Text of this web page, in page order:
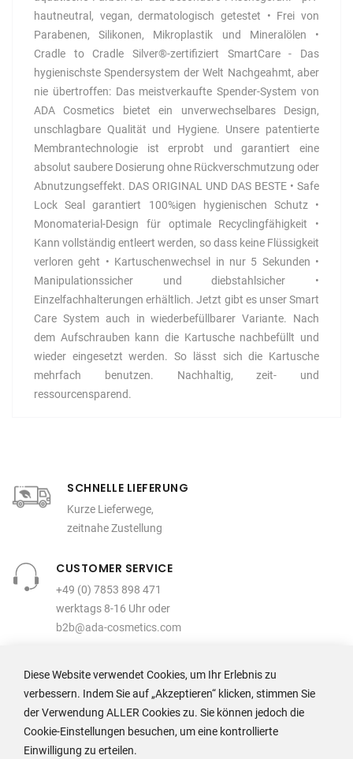
hautneutral, vegan, dermatologisch getestet • Frei von
Parabenen, Silikonen, Mikroplastik und Mineralölen •
Cradle to Cradle Silver®-zertifiziert SmartCare - Das
hygienischste Spendersystem der Welt Nachgeahmt, aber
nie übertroffen: Das meistverkaufte Spender-System von
ADA Cosmetics bietet ein unverwechselbares Design,
unschlagbare Qualität und Hygiene. Unsere patentierte
Membrantechnologie ist erprobt und garantiert eine
absolut saubere Dosierung ohne Rückverschmutzung oder
Abnutzungseffekt. DAS ORIGINAL UND DAS BESTE • Safe
Lock Seal garantiert 100%igen hygienischen Schutz •
Monomaterial-Design für optimale Recyclingfähigkeit •
Kann vollständig entleert werden, so dass keine Flüssigkeit
verloren geht • Kartuschenwechsel in nur 5 Sekunden •
Manipulationssicher und diebstahlsicher •
Einzelfachhalterungen erhältlich. Jetzt gibt es unser Smart
Care System auch in wiederbefüllbarer Variante. Nach
dem Aufschrauben kann die Kartusche nachbefüllt und
wieder eingesetzt werden. So lässt sich die Kartusche
mehrfach benutzen. Nachhaltig, zeit- und
ressourcensparend.
SCHNELLE LIEFERUNG
Kurze Lieferwege,
zeitnahe Zustellung
CUSTOMER SERVICE
+49 (0) 7853 898 471
werktags 8-16 Uhr oder
b2b@ada-cosmetics.com
KAUF AUF RECHNUNG
30 Tage Zahlungsfrist
SICHERE BESTELLUNG
Direkte Datenübermittlung,
Diese Website verwendet Cookies, um Ihr Erlebnis zu
verbessern. Indem Sie auf „Akzeptieren“ klicken, stimmen Sie
der Verwendung ALLER Cookies zu. Sie können jedoch die
Cookie-Einstellungen besuchen, um eine kontrollierte
Einwilligung zu erteilen.